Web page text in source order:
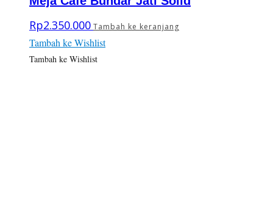
Rp2.350.000 Tambah ke keranjang
Tambah ke Wishlist
Tambah ke Wishlist